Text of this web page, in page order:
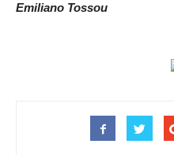
Emiliano Tossou